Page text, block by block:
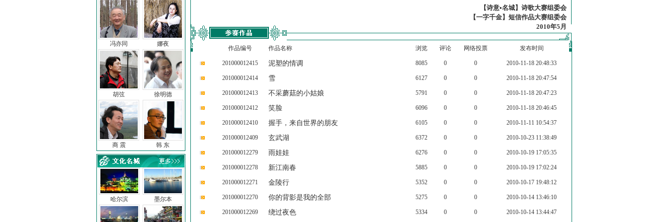
冯亦同 娜夜
胡弦 徐明德
商 震 韩 东
哈尔滨 墨尔本
【诗意•名城】诗歌大赛组委会
【一字千金】短信作品大赛组委会
2010年5月
作品编号 作品名称 浏览 评论 网络投票 发布时间
201000012415 泥塑的情调 8085 0 0 2010-11-18 20:48:33
201000012414 雪 6127 0 0 2010-11-18 20:47:54
201000012413 不采蘑菇的小姑娘 5791 0 0 2010-11-18 20:47:23
201000012412 笑脸 6096 0 0 2010-11-18 20:46:45
201000012410 握手，来自世界的朋友 6105 0 0 2010-11-11 10:54:37
201000012409 玄武湖 6372 0 0 2010-10-23 11:38:49
201000012279 雨娃娃 6276 0 0 2010-10-19 17:05:35
201000012278 新江南春 5885 0 0 2010-10-19 17:02:24
201000012271 金陵行 5352 0 0 2010-10-17 19:48:12
201000012270 你的背影是我的全部 5275 0 0 2010-10-14 13:46:10
201000012269 绕过夜色 5334 0 0 2010-10-14 13:44:47